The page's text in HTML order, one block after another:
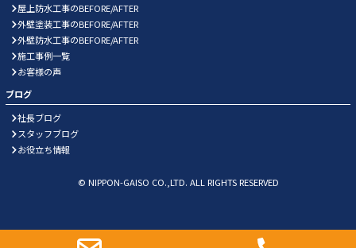
屋上防水工事のBEFORE/AFTER
外壁塗装工事のBEFORE/AFTER
外壁防水工事のBEFORE/AFTER
施工事例一覧
お客様の声
ブログ
社長ブログ
スタッフブログ
お役立ち情報
© NIPPON-GAISO CO.,LTD. ALL RIGHTS RESERVED